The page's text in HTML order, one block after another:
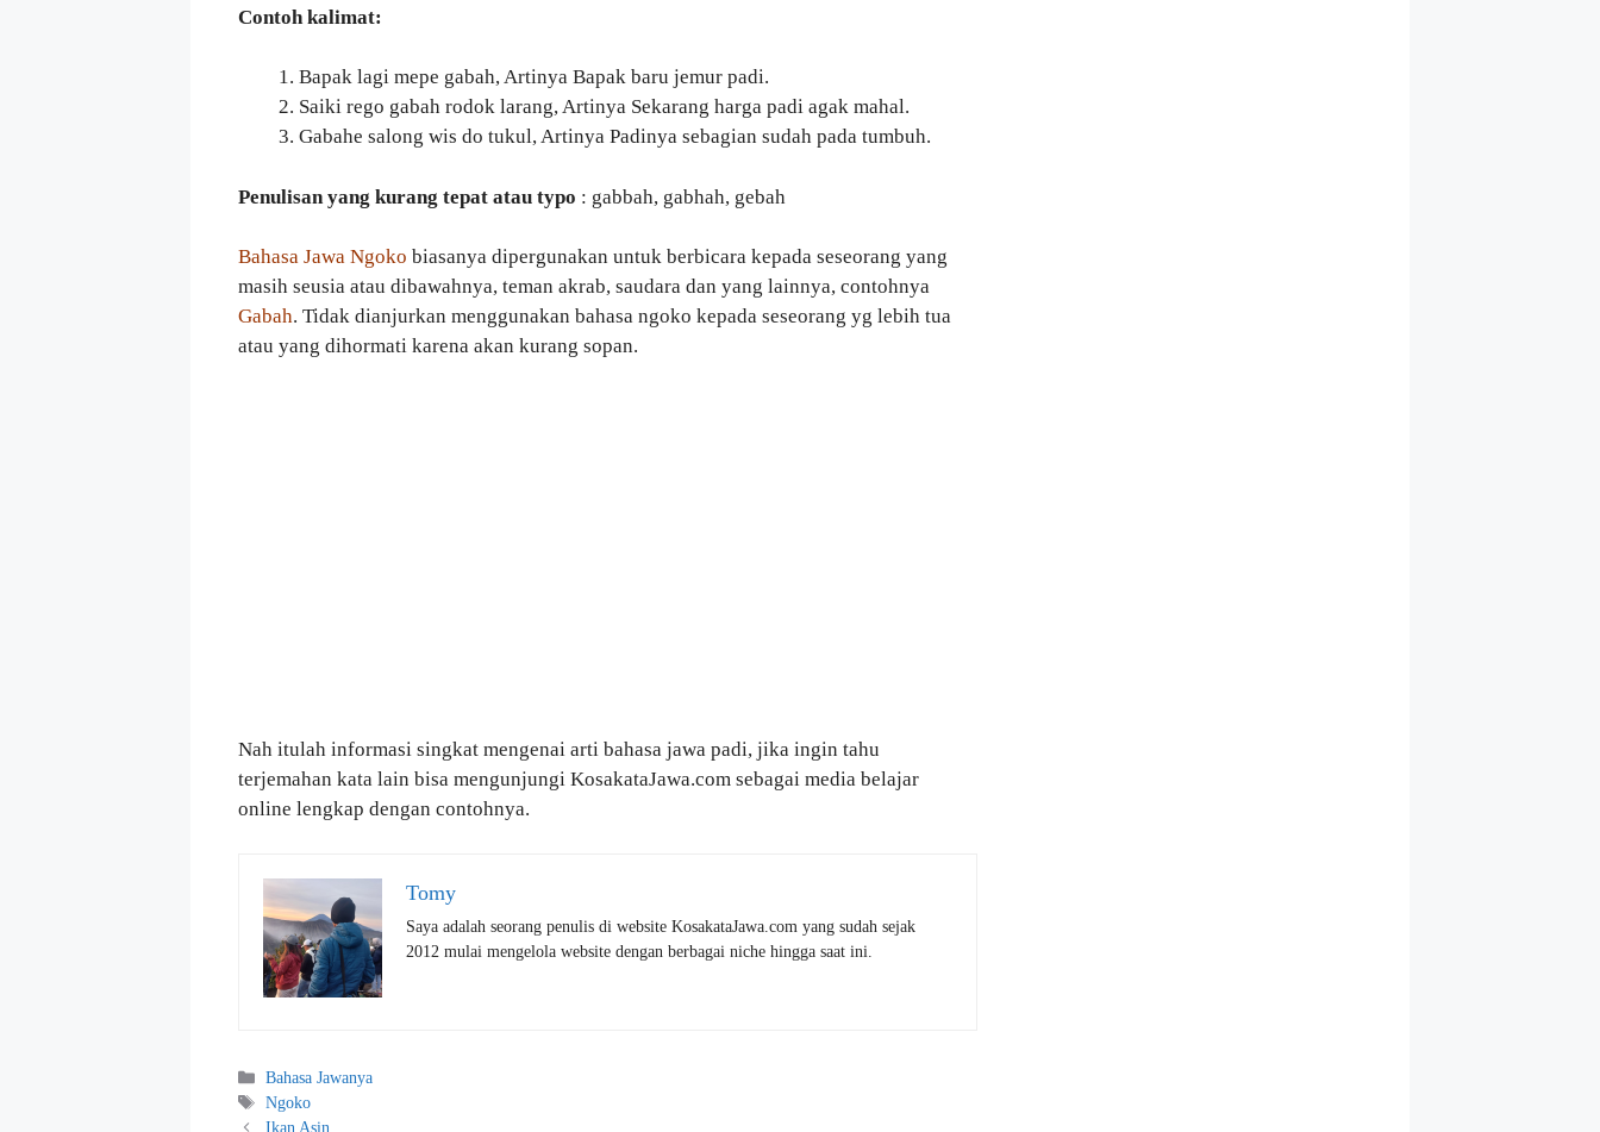
Contoh kalimat:
Bapak lagi mepe gabah, Artinya Bapak baru jemur padi.
Saiki rego gabah rodok larang, Artinya Sekarang harga padi agak mahal.
Gabahe salong wis do tukul, Artinya Padinya sebagian sudah pada tumbuh.
Penulisan yang kurang tepat atau typo : gabbah, gabhah, gebah
Bahasa Jawa Ngoko biasanya dipergunakan untuk berbicara kepada seseorang yang
masih seusia atau dibawahnya, teman akrab, saudara dan yang lainnya, contohnya
Gabah. Tidak dianjurkan menggunakan bahasa ngoko kepada seseorang yg lebih tua
atau yang dihormati karena akan kurang sopan.
Nah itulah informasi singkat mengenai arti bahasa jawa padi, jika ingin tahu
terjemahan kata lain bisa mengunjungi KosakataJawa.com sebagai media belajar
online lengkap dengan contohnya.
Tomy
Saya adalah seorang penulis di website KosakataJawa.com yang sudah sejak
2012 mulai mengelola website dengan berbagai niche hingga saat ini.
Kategori
Bahasa Jawanya
Tag
Ngoko
Ikan Asin